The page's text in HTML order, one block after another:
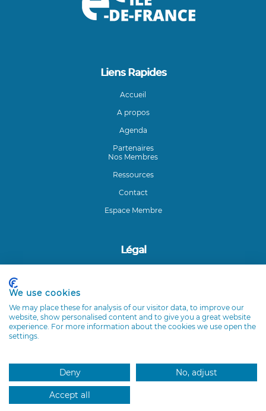
Liens Rapides
Accueil
A propos
Agenda
Partenaires
Nos Membres
Ressources
Contact
Espace Membre
Légal
Coordonnées du Club ETI
Club ETI Île-de-France - 54 Rue de Varenne - 75007 Paris
Suivez-nous sur LinkedIn
We use cookies
We may place these for analysis of our visitor data, to improve our
website, show personalised content and to give you a great website
experience. For more information about the cookies we use open the
settings.
Deny No, adjust
Accept all